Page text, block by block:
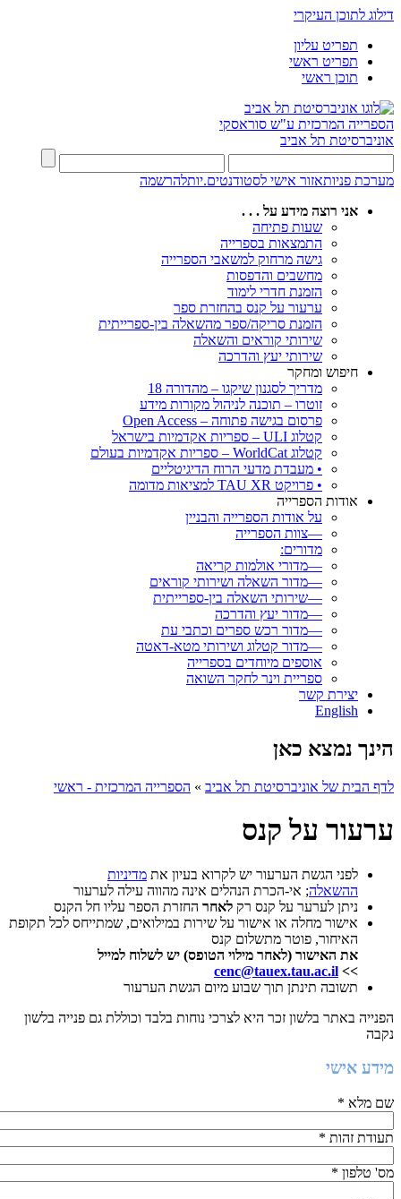
דילוג לתוכן העיקרי
תפריט עליון
תפריט ראשי
תוכן ראשי
הספרייה המרכזית ע"ש סוראסקי
אוניברסיטת תל אביב
מערכת פניותאזור אישי לסטודנטים.יותלהרשמה
אני רוצה מידע על . . .
שעות פתיחה
התמצאות בספרייה
גישה מרחוק למשאבי הספרייה
מחשבים והדפסות
הזמנת חדרי לימוד
ערעור על קנס בהחזרת ספר
הזמנת סריקה/ספר מהשאלה בין-ספרייתית
שירותי קוראים והשאלה
שירותי יעץ והדרכה
חיפוש ומחקר
מדריך לסגנון שיקגו – מהדורה 18
זוטרו – תוכנה לניהול מקורות מידע
פרסום בגישה פתוחה – Open Access
קטלוג ULI – ספריות אקדמיות בישראל
קטלוג WorldCat – ספריות אקדמיות בעולם
• מעבדת מדעי הרוח הדיגיטליים
• פרויקט TAU XR למציאות מדומה
אודות הספרייה
על אודות הספרייה והבניין
—צוות הספרייה
מדורים:
—מדורי אולמות קריאה
—מדור השאלה ושירותי קוראים
—שירותי השאלה בין-ספרייתית
—מדור יעץ והדרכה
—מדור רכש ספרים וכתבי עת
—מדור קטלוג ושירותי מטא-דאטה
אוספים מיוחדים בספרייה
ספריית וינר לחקר השואה
יצירת קשר
English
הינך נמצא כאן
לדף הבית של אוניברסיטת תל אביב » הספרייה המרכזית - ראשי
ערעור על קנס
לפני הגשת הערעור יש לקרוא בעיון את מדיניות
ההשאלה; אי-הכרת הנהלים אינה מהווה עילה לערעור
ניתן לערער על קנס רק לאחר החזרת הספר עליו חל הקנס
אישור מחלה או אישור על שירות במילואים, שמתייחס לכל תקופת
האיחור, פוטר מתשלום קנס
את האישור (לאחר מילוי הטופס) יש לשלוח למייל
>>
cenc@tauex.tau.ac.il
תשובה תינתן תוך שבוע מיום הגשת הערעור
הפנייה באתר בלשון זכר היא לצרכי נוחות בלבד וכוללת גם פנייה בלשון
נקבה
מידע אישי
שם מלא *
תעודת זהות *
מס' טלפון *